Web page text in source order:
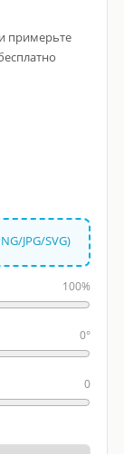
примерьте
JPG/SVG)
100%
0°
0